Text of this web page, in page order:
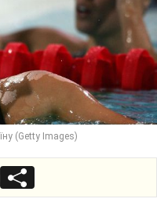
(Getty Images)